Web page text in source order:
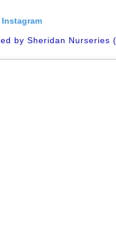
by Sheridan Nurseries